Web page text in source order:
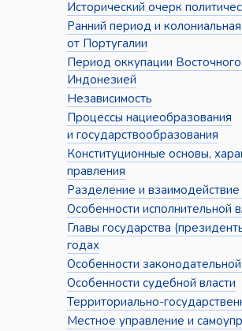
Исторический очерк
Ранний период и
от Португалии
Период оккупации
Индонезией
Независимость
Процессы нациеобразования
и государствообразования
Конституционные основы,
правления
Разделение и взаимодействие
Особенности исполнительной
Главы государства
годах
Особенности законодательной
Особенности судебной власти
Территориально-
Местное управление и